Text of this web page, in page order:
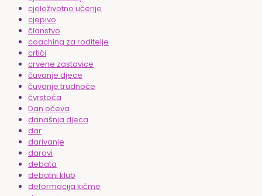
cjeloživotno učenje
cjepivo
članstvo
coaching za roditelje
crtići
crvene zastavice
čuvanje djece
čuvanje trudnoće
čvrstoća
Dan očeva
današnja djeca
dar
darivanje
darovi
debata
debatni klub
deformacija kičme